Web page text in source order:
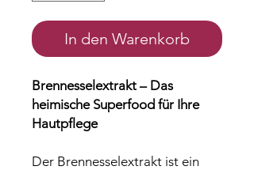
In den Warenkorb
Brennesselextrakt – Das
heimische Superfood für Ihre
Hautpflege
Der Brennesselextrakt ist ein